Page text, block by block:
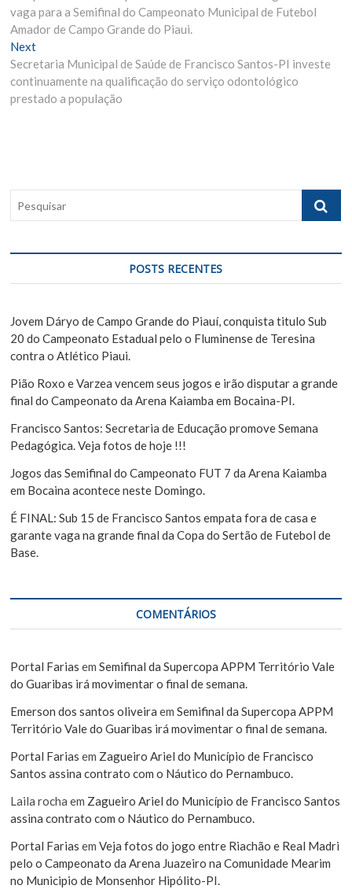
a
v
e
g
a
o
d
P
o
t
e
v
o
u
s
vaga para a Semifinal do Campeonato Municipal de Futebol
Amador de Campo Grande do Piaui.
Next
e
x
t
Secretaria Municipal de Saúde de Francisco Santos-PI investe
continuamente na qualificação do serviço odontológico
prestado a população
q
i
a
r
POSTS RECENTES
Jovem Dáryo de Campo Grande do Piauí, conquista titulo Sub
20 do Campeonato Estadual pelo o Fluminense de Teresina
contra o Atlético Piaui.
Pião Roxo e Varzea vencem seus jogos e irão disputar a grande
final do Campeonato da Arena Kaiamba em Bocaina-PI.
Francisco Santos: Secretaria de Educação promove Semana
Pedagógica. Veja fotos de hoje !!!
Jogos das Semifinal do Campeonato FUT 7 da Arena Kaiamba
em Bocaina acontece neste Domingo.
É FINAL: Sub 15 de Francisco Santos empata fora de casa e
garante vaga na grande final da Copa do Sertão de Futebol de
Base.
COMENTÁRIOS
Portal Farias emSemifinal da Supercopa APPM Território Vale
do Guaribas irá movimentar o final de semana.
Emerson dos santos oliveira emSemifinal da Supercopa APPM
Território Vale do Guaribas irá movimentar o final de semana.
Portal Farias em Zagueiro Ariel do Município de Francisco
Santos assina contrato com o Náutico do Pernambuco.
Laila rocha em Zagueiro Ariel do Município de Francisco Santos
assina contrato com o Náutico do Pernambuco.
Portal Farias emVeja fotos do jogo entre Riachão e Real Madri
pelo o Campeonato da Arena Juazeiro na Comunidade Mearim
no Municipio de Monsenhor Hipólito-PI.